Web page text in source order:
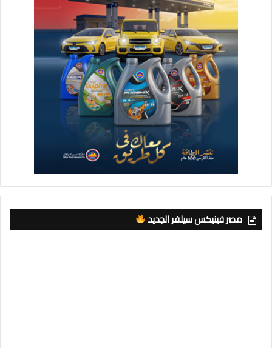
مصر فينيكس سيلفر الجديد